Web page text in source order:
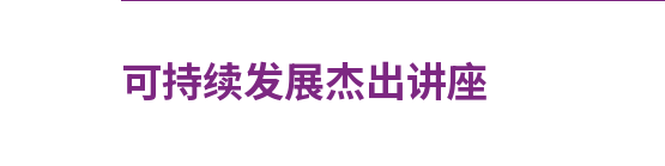
可持续发展杰出讲座